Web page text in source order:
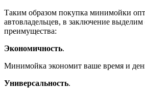
Таким образом покупка минимойки
автовладельцев, в заключение
преимущества:
Экономичность.
Минимойка экономит ваше время и
Универсальность.